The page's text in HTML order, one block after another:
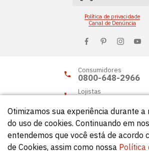
Política de privacidade
Canal de Denúncia
Consumidores
0800-648-2966
Lojistas
© Círculo 2026 - Todos os direitos
Otimizamos sua experiência durante a
do uso de cookies. Continuando em
entendemos que você está de acordo
de Cookies, assim como nossa Política